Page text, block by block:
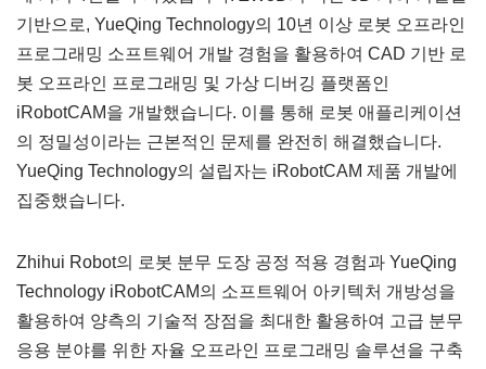
기반으로, YueQing Technology의 10년 이상 로봇 오프라인
프로그래밍 소프트웨어 개발 경험을 활용하여 CAD 기반 로
봇 오프라인 프로그래밍 및 가상 디버깅 플랫폼인
iRobotCAM을 개발했습니다. 이를 통해 로봇 애플리케이션
의 정밀성이라는 근본적인 문제를 완전히 해결했습니다.
YueQing Technology의 설립자는 iRobotCAM 제품 개발에
집중했습니다.
Zhihui Robot의 로봇 분무 도장 공정 적용 경험과 YueQing
Technology iRobotCAM의 소프트웨어 아키텍처 개방성을
활용하여 양측의 기술적 장점을 최대한 활용하여 고급 분무
응용 분야를 위한 자율 오프라인 프로그래밍 솔루션을 구축